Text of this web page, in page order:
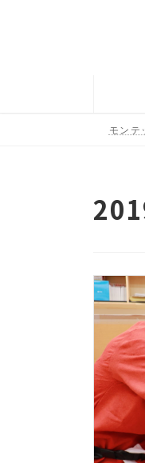
モンテ